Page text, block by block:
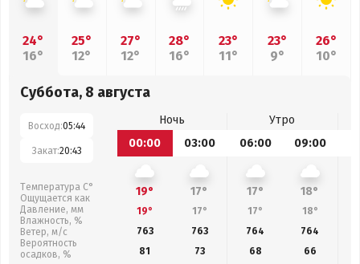
24°
16°
25°
12°
27°
12°
28°
16°
23°
11°
23°
9°
26°
10°
Суббота, 8 августа
Восход:05:44
Закат:20:43
Температура С°
Ощущается как
Давление, мм
Влажность, %
Ветер, м/с
Вероятность
осадков, %
Ночь
Утро
00:00
03:00 06:00 09:00
19° 17° 17° 18°
19° 17° 17° 18°
763
763 764 764
81
73 68 66